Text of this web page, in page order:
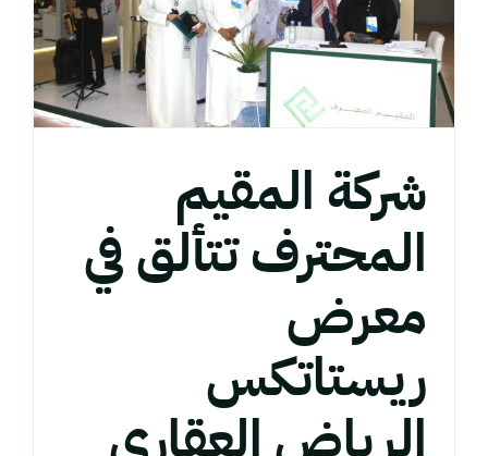
شركة المقيم
المحترف تتألق في
معرض
ريستاتكس
الرياض العقاري